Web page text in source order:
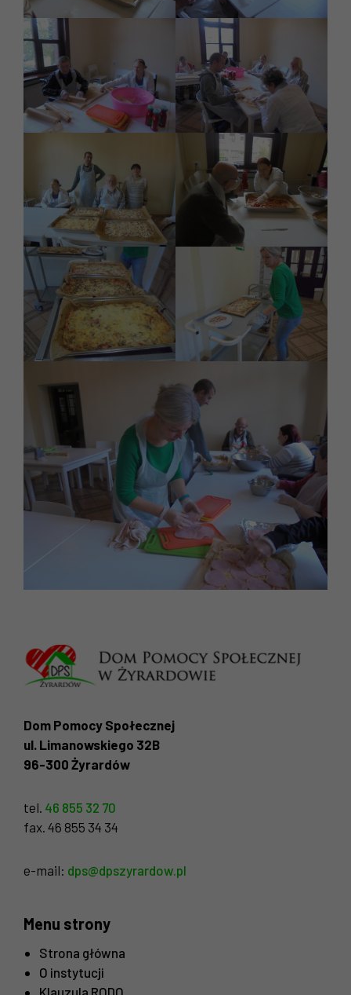
Dom Pomocy Społecznej
ul. Limanowskiego 32B
96-300 Żyrardów
tel. 46 855 32 70
fax. 46 855 34 34
e-mail: dps@dpszyrardow.pl
Menu strony
Strona główna
O instytucji